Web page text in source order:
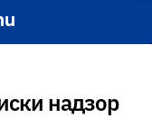
надзор